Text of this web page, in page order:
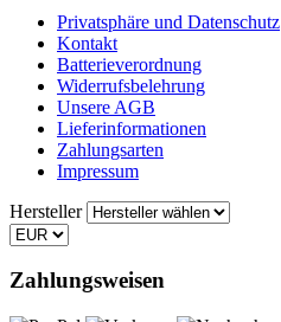
Privatsphäre und Datenschutz
Kontakt
Batterieverordnung
Widerrufsbelehrung
Unsere AGB
Lieferinformationen
Zahlungsarten
Impressum
Hersteller
Zahlungsweisen